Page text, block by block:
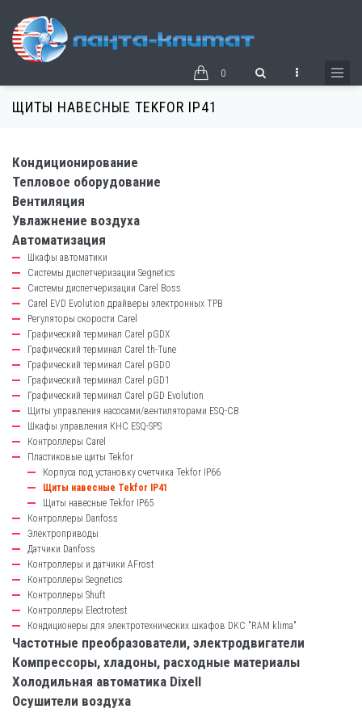
основному
0
ЩИТЫ НАВЕСНЫЕ TEKFOR IP41
catalog-
left-
block
Кондиционирование
Тепловое оборудование
Вентиляция
Увлажнение воздуха
Автоматизация
Шкафы автоматики
Системы диспетчеризации Segnetics
Системы диспетчеризации Carel Boss
Carel EVD Evolution драйверы электронных ТРВ
Регуляторы скорости Carel
Графический терминал Carel pGDX
Графический терминал Carel th-Tune
Графический терминал Carel pGD0
Графический терминал Carel pGD1
Графический терминал Carel pGD Evolution
Щиты управления насосами/вентиляторами ESQ-CB
Шкафы управления КНС ESQ-SPS
Контроллеры Carel
Пластиковые щиты Tekfor
Корпуса под установку счетчика Tekfor IP66
Щиты навесные Tekfor IP41
Щиты навесные Tekfor IP65
Контроллеры Danfoss
Электроприводы
Датчики Danfoss
Контроллеры и датчики AFrost
Контроллеры Segnetics
Контроллеры Shuft
Контроллеры Electrotest
Кондиционеры для электротехнических шкафов DKC "RAM klima"
Частотные преобразователи, электродвигатели
Компрессоры, хладоны, расходные материалы
Холодильная автоматика Dixell
Осушители воздуха